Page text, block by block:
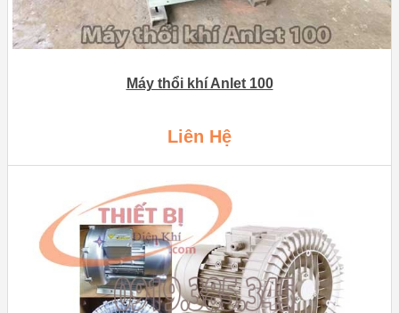
Máy thổi khí Anlet 100
Liên Hệ